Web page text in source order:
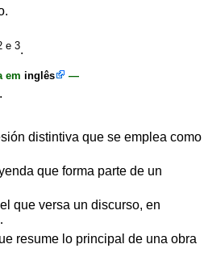
e 3.
em inglês —
distintiva que se emplea como
que forma parte de un
que versa un discurso, en
resume lo principal de una obra